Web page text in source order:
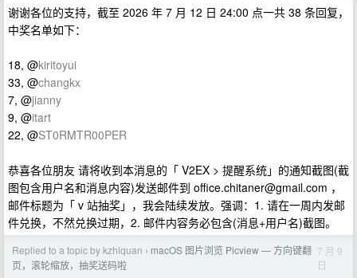
谢谢各位的支持，截至 2026 年 7 月 12 日 24:00 点一共 38 条回复，
中奖名单如下：
18, @kiritoyui
33, @changkx
7, @jianny
9, @itart
22, @ST0RMTR00PER
恭喜各位朋友 请将收到本消息的「 V2EX > 提醒系统」的通知截图(截
图包含用户名和消息内容)发送邮件到 office.chitaner@gmail.com ，
邮件标题为「 v 站抽奖」，我会陆续发放。强调：1. 请在一周内发邮
件兑换，不然兑换过期，2. 邮件内容务必包含(消息+用户名)截图。
Replied to a topic by kzhiquan › macOS 图片浏览 Picview — 方向键翻
页，滚轮缩放，抽奖送码啦
7 月 9
日